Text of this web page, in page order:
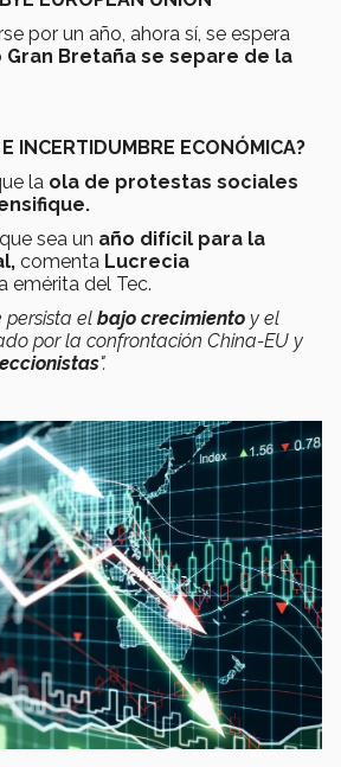
por un año, ahora sí, se espera
Gran Bretaña se separe de la
INCERTIDUMBRE ECONÓMICA?
la ola de protestas sociales
sea un año difícil para la
comenta Lucrecia
emérita del Tec.
persista el bajo crecimiento y el
por la confrontación China-EU y
".